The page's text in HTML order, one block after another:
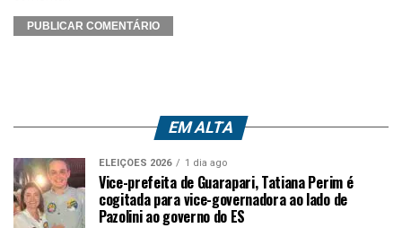
EM ALTA
ELEIÇÕES 2026 1 dia ago
Vice-prefeita de Guarapari, Tatiana Perim é
cogitada para vice-governadora ao lado de
Pazolini ao governo do ES